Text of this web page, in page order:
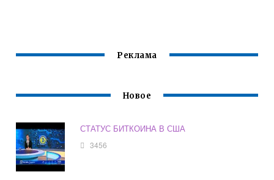
Реклама
Новое
СТАТУС БИТКОИНА В США
3456